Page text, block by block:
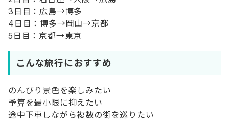
3日目：広島→博多
4日目：博多→岡山→京都
5日目：京都→東京
こんな旅行におすすめ
のんびり景色を楽しみたい
予算を最小限に抑えたい
途中下車しながら複数の街を巡りたい